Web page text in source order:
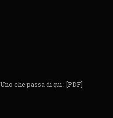
Uno che passa di qui : [PDF]